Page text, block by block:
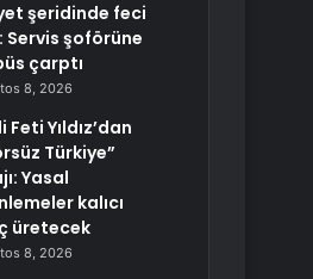
şeridinde feci
Servis şoförüne
çarptı
8, 2026
Feti Yıldız’dan
Türkiye”
Yasal
kalıcı
üretecek
8, 2026